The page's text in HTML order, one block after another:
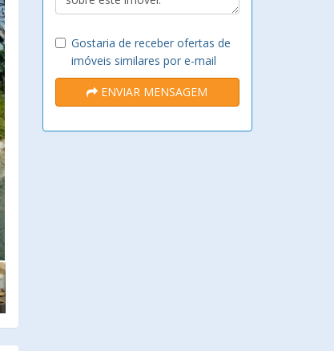
Gostaria de receber ofertas de
imóveis similares por e-mail
ENVIAR MENSAGEM